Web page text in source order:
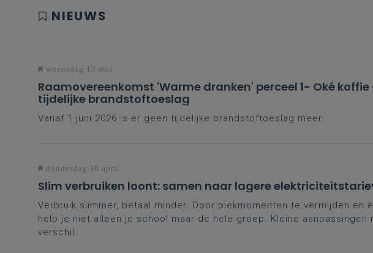
NIEUWS
woensdag 13 mei
Raamovereenkomst 'Warme dranken' perceel 1- Oké
tijdelijke brandstoftoeslag
Vanaf 1 juni 2026 is er geen tijdelijke brandstoftoeslag meer.
donderdag 30 april
Slim verbruiken loont: samen naar lagere
Verbruik slimmer, betaal minder. Door piekmomenten te vermijden en
help je niet alleen je school maar de hele groep. Kleine aanpassingen
verschil.